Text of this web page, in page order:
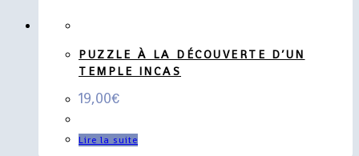
PUZZLE À LA DÉCOUVERTE D’UN
TEMPLE INCAS
19,00€
Lire la suite